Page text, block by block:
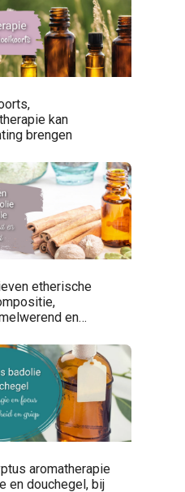
kan
brengen
etherische
en
aromatherapie
en douchegel, bij